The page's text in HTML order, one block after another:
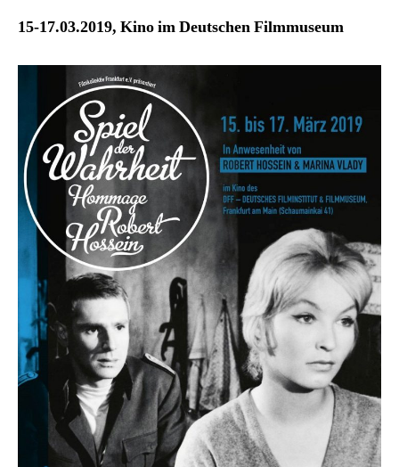
15-17.03.2019, Kino im Deutschen Filmmuseum